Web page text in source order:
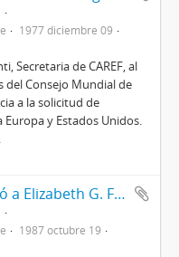
1977 diciembre 09
Secretaria de CAREF, al
del Consejo Mundial de
a la solicitud de
y Estados Unidos.
Carta de Alicia Peiró a Elizabeth G. Ferris
1987 octubre 19